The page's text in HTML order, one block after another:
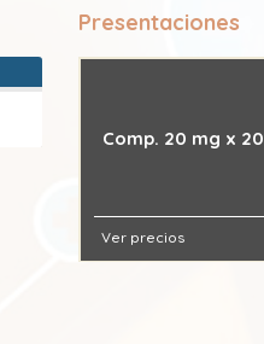
Presentaciones
Comp. 20 mg x 20
Ver precios